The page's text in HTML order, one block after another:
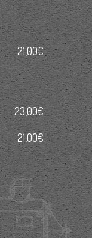
21,00€
23,00€
21,00€